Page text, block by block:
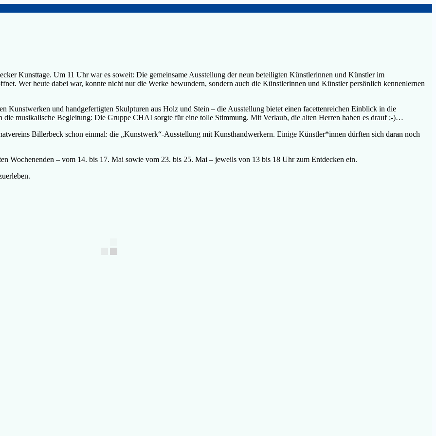
Kunsttage. Um 11 Uhr war es soweit: Die gemeinsame Ausstellung der neun beteiligten Künstlerinnen und Künstler im
Wer heute dabei war, konnte nicht nur die Werke bewundern, sondern auch die Künstlerinnen und Künstler persönlich kennenlernen
Kunstwerken und handgefertigten Skulpturen aus Holz und Stein – die Ausstellung bietet einen facettenreichen Einblick in die
die musikalische Begleitung: Die Gruppe CHAI sorgte für eine tolle Stimmung. Mit Verlaub, die alten Herren haben es drauf ;-)…
Billerbeck schon einmal: die „Kunstwerk“-Ausstellung mit Kunsthandwerkern. Einige Künstler*innen dürften sich daran noch
Wochenenden – vom 14. bis 17. Mai sowie vom 23. bis 25. Mai – jeweils von 13 bis 18 Uhr zum Entdecken ein.